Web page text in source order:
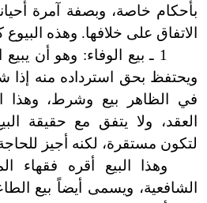
بأحكام خاصة، وبصفة آمرة
الاتفاق على خلافها. وهذه البيوع
1 ـ بيع الوفاء: وهو أن
ويحتفظ بحق استرداده منه إذا
في الظاهر بيع وشرط، وهذا
العقد، ولا يتفق مع حقيقة
لتكون مستقرة، لكنه أجيز
وهذا البيع أقره فقهاء
الشافعية، ويسمى أيضاً بيع